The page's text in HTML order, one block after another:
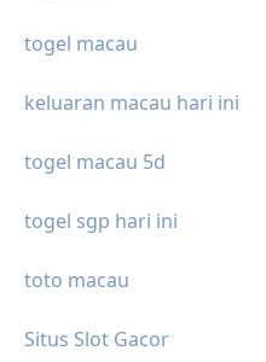
togel macau
keluaran macau hari ini
togel macau 5d
togel sgp hari ini
toto macau
Situs Slot Gacor